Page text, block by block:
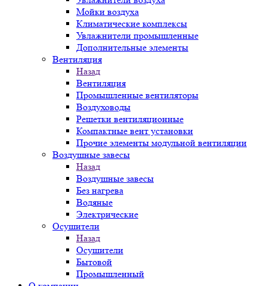
Мойки воздуха
Климатические комплексы
Увлажнители промышленные
Дополнительные элементы
Вентиляция
Назад
Вентиляция
Промышленные вентиляторы
Воздуховоды
Решетки вентиляционные
Компактные вент установки
Прочие элементы модульной вентиляции
Воздушные завесы
Назад
Воздушные завесы
Без нагрева
Водяные
Электрические
Осушители
Назад
Осушители
Бытовой
Промышленный